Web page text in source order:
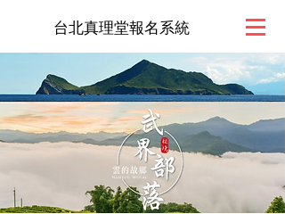
台北真理堂報名系統